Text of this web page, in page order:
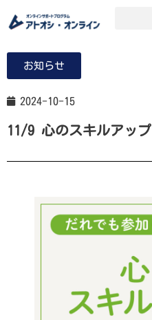
お知らせ
2024-10-15
11/9 心のスキルアップ